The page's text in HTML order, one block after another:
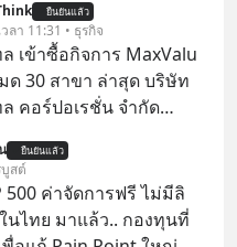
ยืนยันแล้ว
ลา 11:31 • ธุรกิจ
เข้าซื้อกิจการ MaxValu
ด 30 สาขา ล่าสุด บริษัท
ล คอร์ปอเรชั่น จํากัด
ย์แห่งประเทศไทยว่า ได้
าถือหุ้นในบริษัท อิออน
กัด เจ้าของ MaxValu ใน
ยืนยันแล้ว
สต์
500 ค่าจัดการฟรี ไม่มีลิ
นไทย มาแล้ว.. กองทุนที่